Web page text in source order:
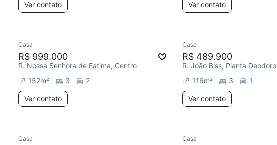
Ver contato Ver contato
Casa
R$ 999.000
R. Nossa Senhora de Fátima, Centro
152m² 3 2
Ver contato
Casa
R$ 489.900
R. João Biss, Planta Deodoro
116m² 3 1
Ver contato
Casa Casa